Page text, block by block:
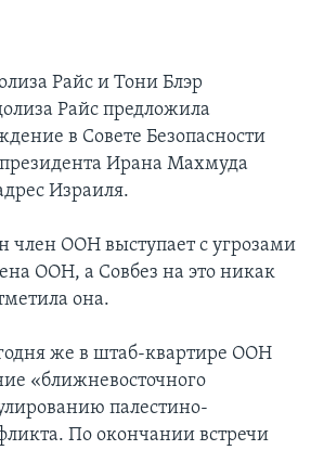
Райс и Тони Блэр
Райс предложила
в Совете Безопасности
президента Ирана Махмуда
Израиля.
член ООН выступает с угрозами
ООН, а Совбез на это никак
она.
же в штаб-квартире ООН
«ближневосточного
палестино-
По окончании встречи